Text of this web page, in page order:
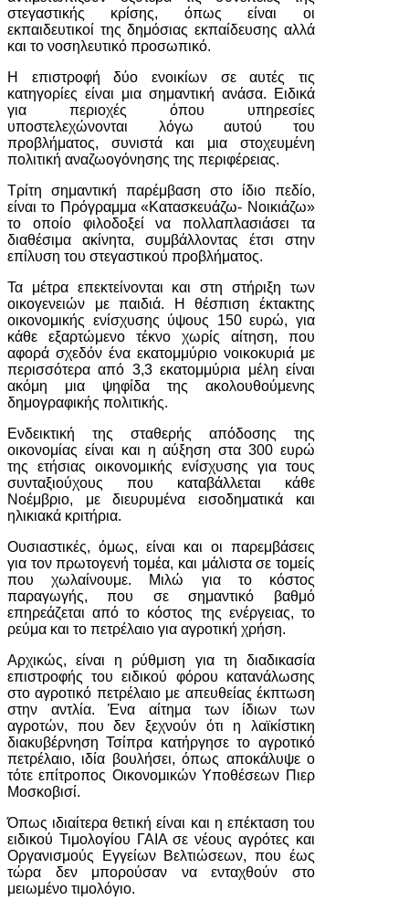
στεγαστικής κρίσης, όπως είναι οι
εκπαιδευτικοί της δημόσιας εκπαίδευσης αλλά
και το νοσηλευτικό προσωπικό.
Η επιστροφή δύο ενοικίων σε αυτές τις
κατηγορίες είναι μια σημαντική ανάσα. Ειδικά
για περιοχές όπου υπηρεσίες
υποστελεχώνονται λόγω αυτού του
προβλήματος, συνιστά και μια στοχευμένη
πολιτική αναζωογόνησης της περιφέρειας.
Τρίτη σημαντική παρέμβαση στο ίδιο πεδίο,
είναι το Πρόγραμμα «Κατασκευάζω- Νοικιάζω»
το οποίο φιλοδοξεί να πολλαπλασιάσει τα
διαθέσιμα ακίνητα, συμβάλλοντας έτσι στην
επίλυση του στεγαστικού προβλήματος.
Τα μέτρα επεκτείνονται και στη στήριξη των
οικογενειών με παιδιά. Η θέσπιση έκτακτης
οικονομικής ενίσχυσης ύψους 150 ευρώ, για
κάθε εξαρτώμενο τέκνο χωρίς αίτηση, που
αφορά σχεδόν ένα εκατομμύριο νοικοκυριά με
περισσότερα από 3,3 εκατομμύρια μέλη είναι
ακόμη μια ψηφίδα της ακολουθούμενης
δημογραφικής πολιτικής.
Ενδεικτική της σταθερής απόδοσης της
οικονομίας είναι και η αύξηση στα 300 ευρώ
της ετήσιας οικονομικής ενίσχυσης για τους
συνταξιούχους που καταβάλλεται κάθε
Νοέμβριο, με διευρυμένα εισοδηματικά και
ηλικιακά κριτήρια.
Ουσιαστικές, όμως, είναι και οι παρεμβάσεις
για τον πρωτογενή τομέα, και μάλιστα σε τομείς
που χωλαίνουμε. Μιλώ για το κόστος
παραγωγής, που σε σημαντικό βαθμό
επηρεάζεται από το κόστος της ενέργειας, το
ρεύμα και το πετρέλαιο για αγροτική χρήση.
Αρχικώς, είναι η ρύθμιση για τη διαδικασία
επιστροφής του ειδικού φόρου κατανάλωσης
στο αγροτικό πετρέλαιο με απευθείας έκπτωση
στην αντλία. Ένα αίτημα των ίδιων των
αγροτών, που δεν ξεχνούν ότι η λαϊκίστικη
διακυβέρνηση Τσίπρα κατήργησε το αγροτικό
πετρέλαιο, ιδία βουλήσει, όπως αποκάλυψε ο
τότε επίτροπος Οικονομικών Υποθέσεων Πιερ
Μοσκοβισί.
Όπως ιδιαίτερα θετική είναι και η επέκταση του
ειδικού Τιμολογίου ΓΑΙΑ σε νέους αγρότες και
Οργανισμούς Εγγείων Βελτιώσεων, που έως
τώρα δεν μπορούσαν να ενταχθούν στο
μειωμένο τιμολόγιο.